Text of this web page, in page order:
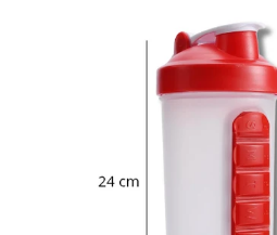
información
del producto